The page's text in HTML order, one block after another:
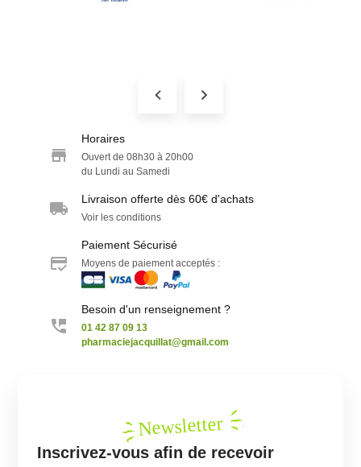
Horaires
Ouvert de 08h30 à 20h00
du Lundi au Samedi
Livraison offerte dès 60€ d'achats
Voir les conditions
Paiement Sécurisé
Moyens de paiement acceptés :
Besoin d'un renseignement ?
01 42 87 09 13
pharmaciejacquillat@gmail.com
Newsletter
Inscrivez-vous afin de recevoir